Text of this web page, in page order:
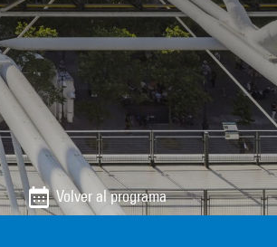
Volver al programa